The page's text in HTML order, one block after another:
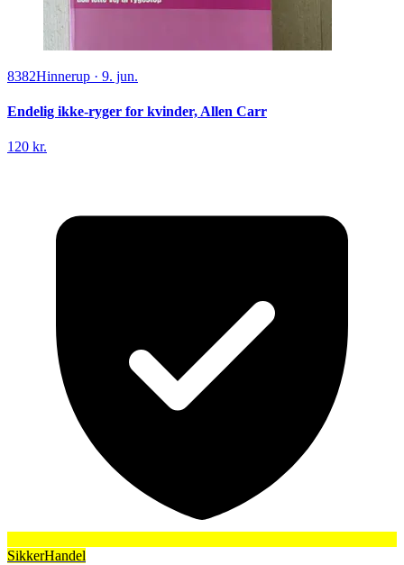
8382Hinnerup · 9. jun.
Endelig ikke-ryger for kvinder, Allen Carr
120 kr.
SikkerHandel